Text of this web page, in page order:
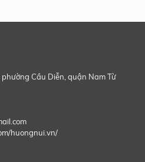
Cầu Diễn, quận Nam Từ
huongnui.vn/